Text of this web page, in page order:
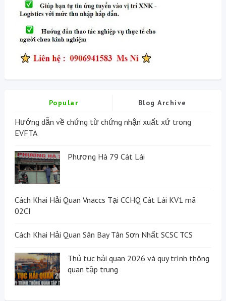
Popular Blog Archive
Hướng dẫn về chứng từ chứng nhận xuất xứ trong
EVFTA
Phương Hà 79 Cát Lái
Cách Khai Hải Quan Vnaccs Tại CCHQ Cát Lái KV1 mã
02CI
Cách Khai Hải Quan Sân Bay Tân Sơn Nhất SCSC TCS
Thủ tục hải quan 2026 và quy trình thông
quan tập trung